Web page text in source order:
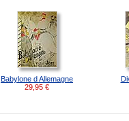
Babylone d Allemagne
29,95 €